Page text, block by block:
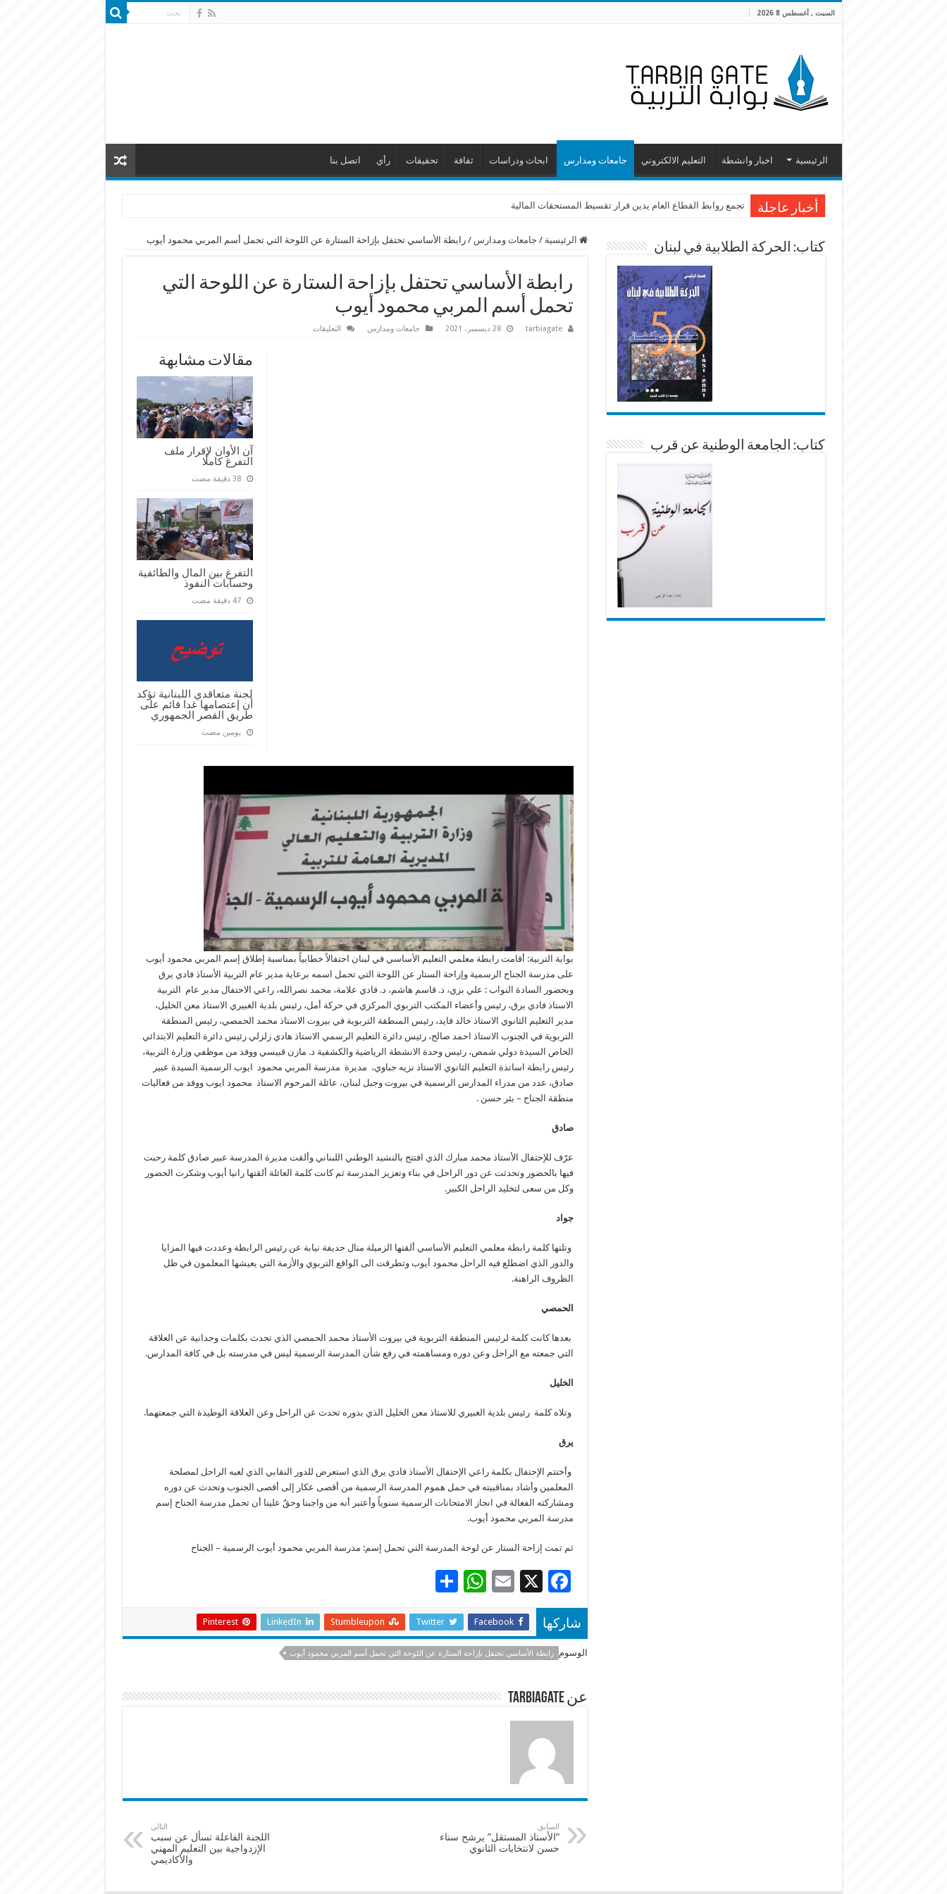
السبت , أغسطس 8 2026
الرئيسية اخبار وانشطة التعليم الالكتروني جامعات ومدارس ابحاث ودراسات ثقافة تحقيقات رأي اتصل بنا
أخبار عاجلة تجمع روابط القطاع العام يدين قرار تقسيط المستحقات المالية
الرئيسية / جامعات ومدارس / رابطة الأساسي تحتفل بإزاحة الستارة عن اللوحة التي تحمل أسم المربي محمود أيوب
رابطة الأساسي تحتفل بإزاحة الستارة عن اللوحة التي
تحمل أسم المربي محمود أيوب
tarbiagate 28 ديسمبر، 2021 جامعات ومدارس التعليقات
مقالات مشابهة
آن الأوان لإقرار ملف
التفرغ كاملًا
‏38 دقيقة مضت
التفرغ بين المال والطائفية
وحسابات النفوذ
‏47 دقيقة مضت
لجنة متعاقدي اللبنانية تؤكد
أن إعتصامها غدا قائم على
طريق القصر الجمهوري
‏يومين مضت
بوابة التربية: أقامت رابطة معلمي التعليم الأساسي في لبنان احتفالاً خطابياً بمناسبة إطلاق إسم المربي محمود أيوب
على مدرسة الجناح الرسمية وإزاحة الستار عن اللوحة التي تحمل اسمه برعاية مدير عام التربية الأستاذ فادي يرق
وبحضور السادة النواب : علي بزي، د. قاسم هاشم، د. فادي علامة، محمد نصرالله، راعي الاحتفال مدير عام التربية
الاستاذ فادي يرق، رئيس وأعضاء المكتب التربوي المركزي في حركة أمل، رئيس بلدية الغبيري الاستاذ معن الخليل،
مدير التعليم الثانوي الاستاذ خالد فايد، رئيس المنطقة التربوية في بيروت الاستاذ محمد الحمصي، رئيس المنطقة
التربوية في الجنوب الاستاذ احمد صالح، رئيس دائرة التعليم الرسمي الاستاذ هادي زلزلي رئيس دائرة التعليم الابتدائي
الخاص السيدة دولي شمص، رئيس وحدة الانشطة الرياضية والكشفية د. مازن قبيسي ووفد من موظفي وزارة التربية،
رئيس رابطة اساتذة التعليم الثانوي الاستاذ نزيه جباوي، مديرة مدرسة المربي محمود ايوب الرسمية السيدة عبير
صادق، عدد من مدراء المدارس الرسمية في بيروت وجبل لبنان، عائلة المرحوم الاستاذ محمود ايوب ووفد من فعاليات
منطقة الجناح – بئر حسن .
صادق
عرّف للإحتفال الأستاذ محمد مبارك الذي افتتح بالنشيد الوطني اللبناني وألقت مديرة المدرسة عبير صادق كلمة رحبت
فيها بالحضور وتحدثت عن دور الراحل في بناء وتعزيز المدرسة ثم كانت كلمة العائلة ألقتها رانيا أيوب وشكرت الحضور
وكل من سعى لتخليد الراحل الكبير.
جواد
وتلتها كلمة رابطة معلمي التعليم الأساسي ألقتها الزميلة منال حديفة نيابة عن رئيس الرابطة وعددت فيها المزايا
والدور الذي اضطلع فيه الراحل محمود أيوب وتطرقت الى الواقع التربوي والأزمة التي يعيشها المعلمون في ظل
الظروف الراهنة.
الحمصي
بعدها كانت كلمة لرئيس المنطقة التربوية في بيروت الأستاذ محمد الحمصي الذي تحدث بكلمات وجدانية عن العلاقة
التي جمعته مع الراحل وعن دوره ومساهمته في رفع شأن المدرسة الرسمية ليس في مدرسته بل في كافة المدارس.
الخليل
وتلاه كلمة رئيس بلدية الغبيري للاستاذ معن الخليل الذي بدوره تحدث عن الراحل وعن العلاقة الوطيدة التي جمعتهما.
يرق
وأختتم الإحتفال بكلمة راعي الإحتفال الأستاذ فادي يرق الذي استعرض للدور النقابي الذي لعبه الراحل لمصلحة
المعلمين وأشاد بمناقبيته في حمل هموم المدرسة الرسمية من أقصى عكار إلى أقصى الجنوب وتحدث عن دوره
ومشاركته الفعالة في انجاز الامتحانات الرسمية سنوياً وأعتبر أنه من واجبنا وحقٌ علينا أن تحمل مدرسة الجناح إسم
مدرسة المربي محمود أيوب.
ثم تمت إزاحة الستار عن لوحة المدرسة التي تحمل إسم: مدرسة المربي محمود أيوب الرسمية – الجناح
F
ac
e
b
o
k
X
E
ai
l
W
at
sA
p
ar
e
شاركها Facebook
Twitter
Stumbleupon
LinkedIn
Pinterest
الوسوم رابطة الأساسي تحتفل بإزاحة الستارة عن اللوحة التي تحمل أسم المربي محمود أيوب
عن tarbiagate
السابق
“الأستاذ المستقل” يرشح سناء
حسن لانتخابات الثانوي
التالي
اللجنة الفاعلة تسأل عن سبب
الإزدواجية بين التعليم المهني
والأكاديمي
كتاب: الحركة الطلابية في لبنان
كتاب: الجامعة الوطنية عن قرب